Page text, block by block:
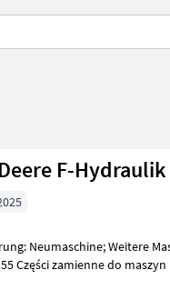
F-
Neumaschine; Weitere
Części do